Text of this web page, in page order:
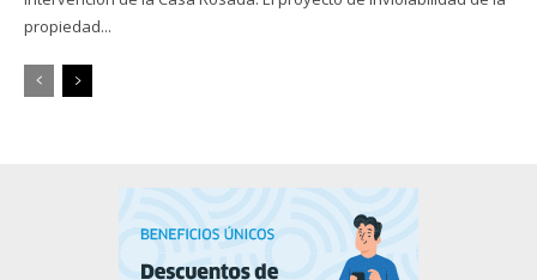
propiedad...